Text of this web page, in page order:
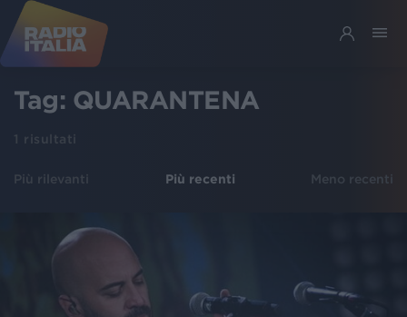
Tag: QUARANTENA
1 risultati
Più rilevanti Più recenti Meno recenti